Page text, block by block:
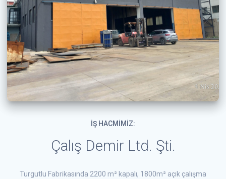
IŞ HACMIMIZ:
Çalış Demir Ltd. Şti.
Turgutlu Fabrikasında 2200 m² kapalı, 1800m² açık çalışma